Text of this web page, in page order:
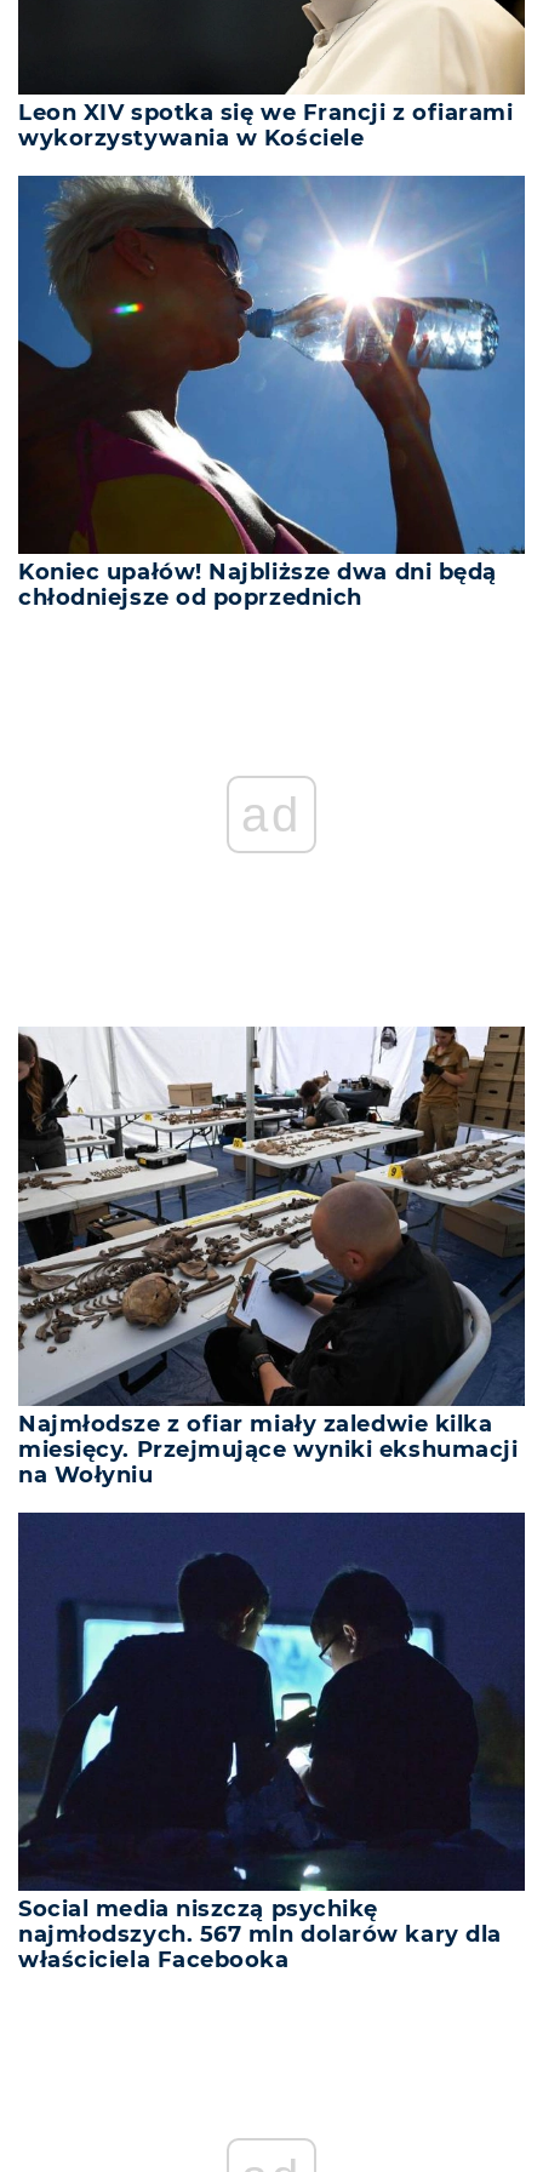
Leon XIV spotka się we Francji z ofiarami
wykorzystywania w Kościele
Koniec upałów! Najbliższe dwa dni będą
chłodniejsze od poprzednich
ad
Najmłodsze z ofiar miały zaledwie kilka
miesięcy. Przejmujące wyniki ekshumacji
na Wołyniu
Social media niszczą psychikę
najmłodszych. 567 mln dolarów kary dla
właściciela Facebooka